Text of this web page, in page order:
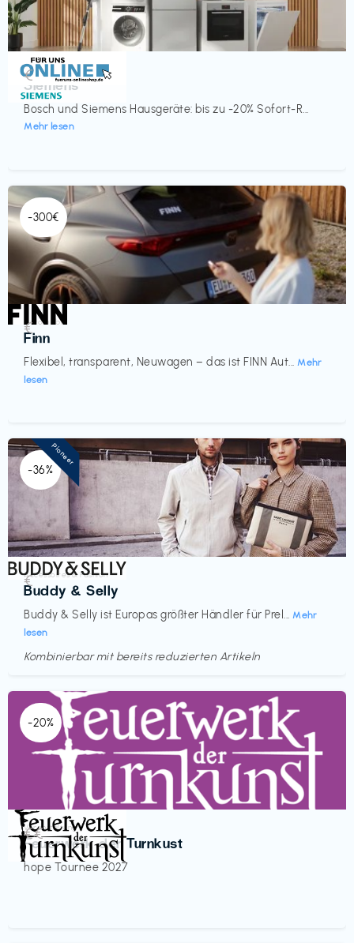
Küche & Haushalt
Siemens
Bosch und Siemens Hausgeräte: bis zu -20% Sofort-R...
Mehr lesen
€‎
-300€
Automobil
Finn
Flexibel, transparent, Neuwagen – das ist FINN Aut... Mehr
lesen
€‎
-36%
Accessoires & Fashion
Buddy & Selly
Buddy & Selly ist Europas größter Händler für Prel... Mehr
lesen
€‎
Kombinierbar mit bereits reduzierten Artikeln
Pioneer
-20%
Veranstaltung
Feuerwerk der Turnkust
hope Tournee 2027
€€‎